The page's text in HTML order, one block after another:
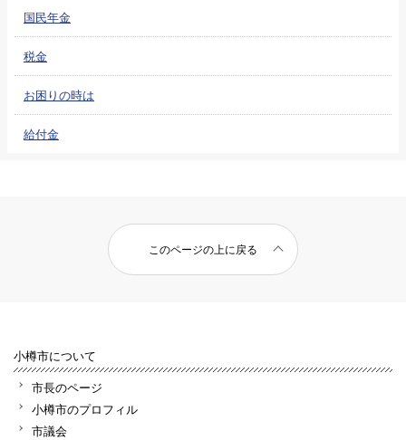
国民年金
税金
お困りの時は
給付金
このページの上に戻る
小樽市について
市長のページ
小樽市のプロフィル
市議会